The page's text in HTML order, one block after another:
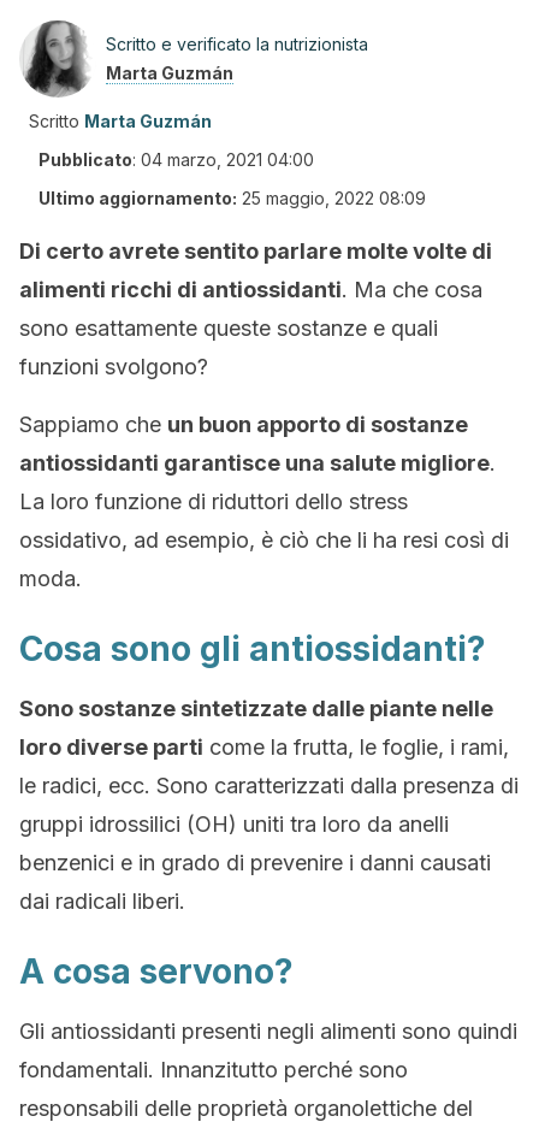
Scritto e verificato la nutrizionista
Marta Guzmán
Scritto Marta Guzmán
Pubblicato: 04 marzo, 2021 04:00
Ultimo aggiornamento: 25 maggio, 2022 08:09
Di certo avrete sentito parlare molte volte di
alimenti ricchi di antiossidanti. Ma che cosa
sono esattamente queste sostanze e quali
funzioni svolgono?
Sappiamo che un buon apporto di sostanze
antiossidanti garantisce una salute migliore.
La loro funzione di riduttori dello stress
ossidativo, ad esempio, è ciò che li ha resi così di
moda.
Cosa sono gli antiossidanti?
Sono sostanze sintetizzate dalle piante nelle
loro diverse parti come la frutta, le foglie, i rami,
le radici, ecc. Sono caratterizzati dalla presenza di
gruppi idrossilici (OH) uniti tra loro da anelli
benzenici e in grado di prevenire i danni causati
dai radicali liberi.
A cosa servono?
Gli antiossidanti presenti negli alimenti sono quindi
fondamentali. Innanzitutto perché sono
responsabili delle proprietà organolettiche del